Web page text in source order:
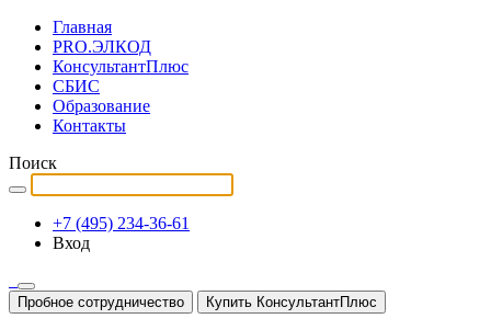
Главная
PRO.ЭЛКОД
КонсультантПлюс
СБИС
Образование
Контакты
Поиск
+7 (495) 234-36-61
Вход
Пробное сотрудничество Купить КонсультантПлюс